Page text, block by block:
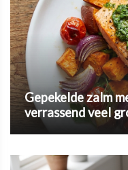
Gepekelde zalm
verrassend veel